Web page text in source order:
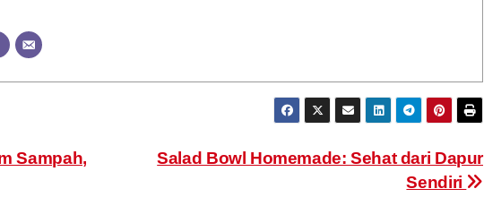
Salad Bowl Homemade: Sehat dari Dapur
Sendiri
Sampah,